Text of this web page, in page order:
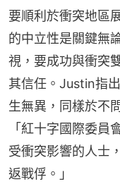
要順利於衝突地區
的中立性是關鍵無
視，要成功與衝突
其信任。Justin指
生無異，同樣於不
「紅十字國際委員
受衝突影響的人士
返戰俘。」